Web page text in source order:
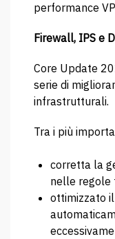
performance
Firewall, IPS e
Core Update
serie di
infrastrutturali.
Tra i più
corretta la
nelle regole
ottimizzato